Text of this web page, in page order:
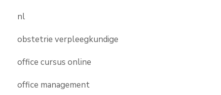
nl
obstetrie verpleegkundige
office cursus online
office management